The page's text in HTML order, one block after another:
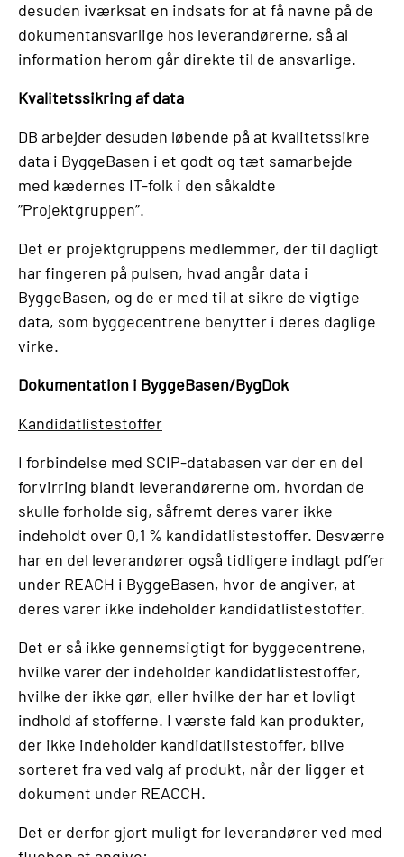
desuden iværksat en indsats for at få navne på de
dokumentansvarlige hos leverandørerne, så al
information herom går direkte til de ansvarlige.
Kvalitetssikring af data
DB arbejder desuden løbende på at kvalitetssikre
data i ByggeBasen i et godt og tæt samarbejde
med kædernes IT-folk i den såkaldte
”Projektgruppen”.
Det er projektgruppens medlemmer, der til dagligt
har fingeren på pulsen, hvad angår data i
ByggeBasen, og de er med til at sikre de vigtige
data, som byggecentrene benytter i deres daglige
virke.
Dokumentation i ByggeBasen/BygDok
Kandidatlistestoffer
I forbindelse med SCIP-databasen var der en del
forvirring blandt leverandørerne om, hvordan de
skulle forholde sig, såfremt deres varer ikke
indeholdt over 0,1 % kandidatlistestoffer. Desværre
har en del leverandører også tidligere indlagt pdf’er
under REACH i ByggeBasen, hvor de angiver, at
deres varer ikke indeholder kandidatlistestoffer.
Det er så ikke gennemsigtigt for byggecentrene,
hvilke varer der indeholder kandidatlistestoffer,
hvilke der ikke gør, eller hvilke der har et lovligt
indhold af stofferne. I værste fald kan produkter,
der ikke indeholder kandidatlistestoffer, blive
sorteret fra ved valg af produkt, når der ligger et
dokument under REACCH.
Det er derfor gjort muligt for leverandører ved med